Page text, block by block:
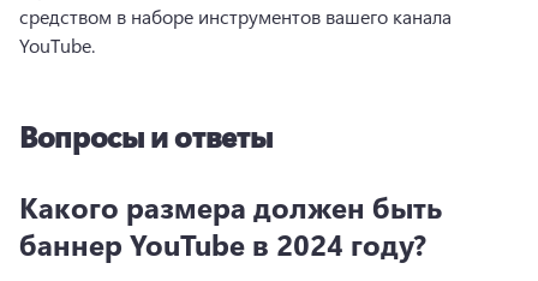
средством в наборе инструментов вашего канала
YouTube.
Вопросы и ответы
Какого размера должен быть
баннер YouTube в 2024 году?